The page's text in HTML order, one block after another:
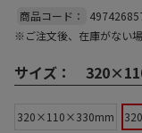
商品コード：
※ご注文後、在庫がない
サイズ：
320×110×330mm